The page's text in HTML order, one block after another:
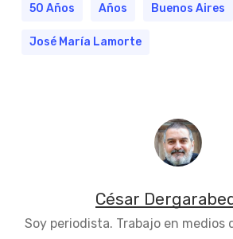
50 Años Años Buenos Aires
José María Lamorte
César
Soy periodista. Trabajo en medios